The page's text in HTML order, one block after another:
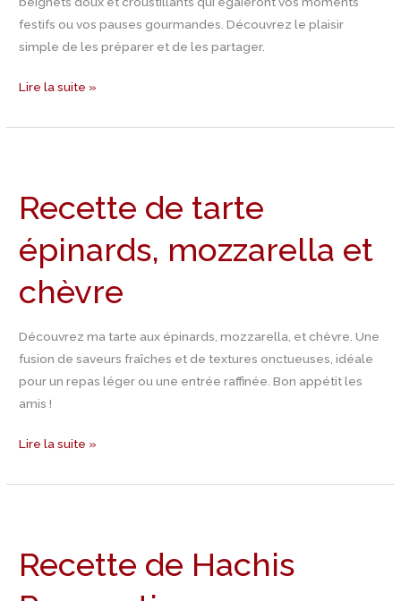
festifs ou vos pauses gourmandes. Découvrez le plaisir
simple de les préparer et de les partager.
Lire la suite »
Recette de tarte
épinards, mozzarella et
chèvre
Découvrez ma tarte aux épinards, mozzarella, et chèvre. Une
fusion de saveurs fraîches et de textures onctueuses, idéale
pour un repas léger ou une entrée raffinée. Bon appétit les
amis !
tarte
épinards,
mozzarella
chèvre
Lire la suite »
Recette de Hachis
Hachis
Parmentier